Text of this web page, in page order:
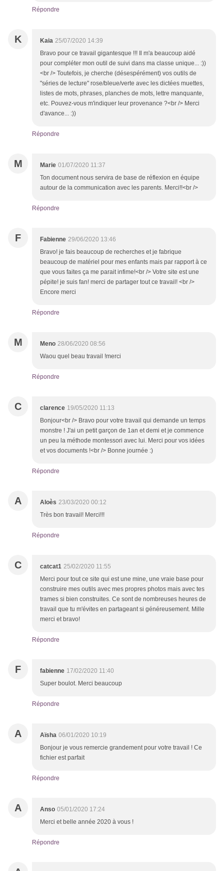
Répondre
K Kaia 25/07/2020 14:39
Bravo pour ce travail gigantesque !!! Il m'a beaucoup aidé
pour compléter mon outil de suivi dans ma classe unique... :))
<br /> Toutefois, je cherche (désespérément) vos outils de
"séries de lecture" rose/bleue/verte avec les dictées muettes,
listes de mots, phrases, planches de mots, lettre manquante,
etc. Pouvez-vous m'indiquer leur provenance ?<br /> Merci
d'avance... :))
Répondre
M Marie 01/07/2020 11:37
Ton document nous servira de base de réflexion en équipe
autour de la communication avec les parents. Merci!!<br />
Répondre
F Fabienne 29/06/2020 13:46
Bravo! je fais beaucoup de recherches et je fabrique
beaucoup de matériel pour mes enfants mais par rapport à ce
que vous faites ça me parait infime!<br /> Votre site est une
pépite! je suis fan! merci de partager tout ce travail! <br />
Encore merci
Répondre
M Meno 28/06/2020 08:56
Waou quel beau travail !merci
Répondre
C clarence 19/05/2020 11:13
Bonjour<br /> Bravo pour votre travail qui demande un temps
monstre ! J'ai un petit garçon de 1an et demi et je commence
un peu la méthode montessori avec lui. Merci pour vos idées
et vos documents !<br /> Bonne journée :)
Répondre
A Aloès 23/03/2020 00:12
Très bon travail! Merci!!!
Répondre
C catcat1 25/02/2020 11:55
Merci pour tout ce site qui est une mine, une vraie base pour
construire mes outils avec mes propres photos mais avec tes
trames si bien construites. Ce sont de nombreuses heures de
travail que tu m'évites en partageant si généreusement. Mille
merci et bravo!
Répondre
F fabienne 17/02/2020 11:40
Super boulot. Merci beaucoup
Répondre
A Aïsha 06/01/2020 10:19
Bonjour je vous remercie grandement pour votre travail ! Ce
fichier est parfait
Répondre
A Anso 05/01/2020 17:24
Merci et belle année 2020 à vous !
Répondre